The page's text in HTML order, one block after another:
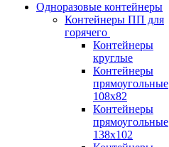
Одноразовые контейнеры
Контейнеры ПП для
горячего
Контейнеры
круглые
Контейнеры
прямоугольные
108х82
Контейнеры
прямоугольные
138х102